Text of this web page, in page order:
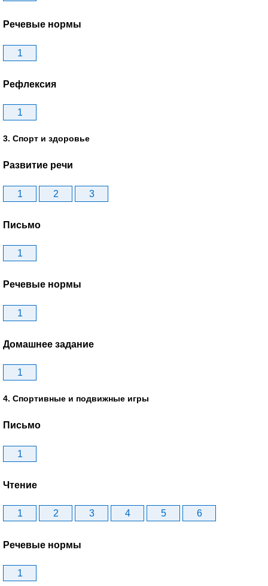
Речевые нормы
1
Рефлексия
1
3. Спорт и здоровье
Развитие речи
1 2 3
Письмо
1
Речевые нормы
1
Домашнее задание
1
4. Спортивные и подвижные игры
Письмо
1
Чтение
1 2 3 4 5 6
Речевые нормы
1